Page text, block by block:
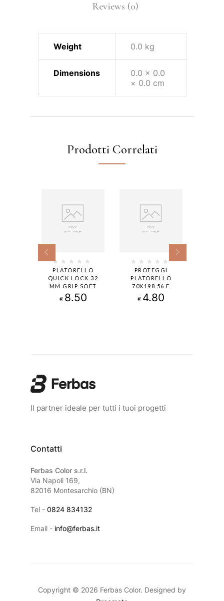
Reviews (0)
Weight 0.0 kg
Dimensions
0.0 × 0.0
× 0.0 cm
Prodotti Correlati
PLATORELLO
QUICK LOCK 32
MM GRIP SOFT
€ 8.50
PROTEGGI
PLATORELLO
70X198 56 F
€ 4.80
Il partner ideale per tutti i tuoi progetti
Contatti
Ferbas Color s.r.l.
Via Napoli 169,
82016 Montesarchio (BN)
Tel - 0824 834132
Email - info@ferbas.it
Copyright © 2026 Ferbas Color. Designed by